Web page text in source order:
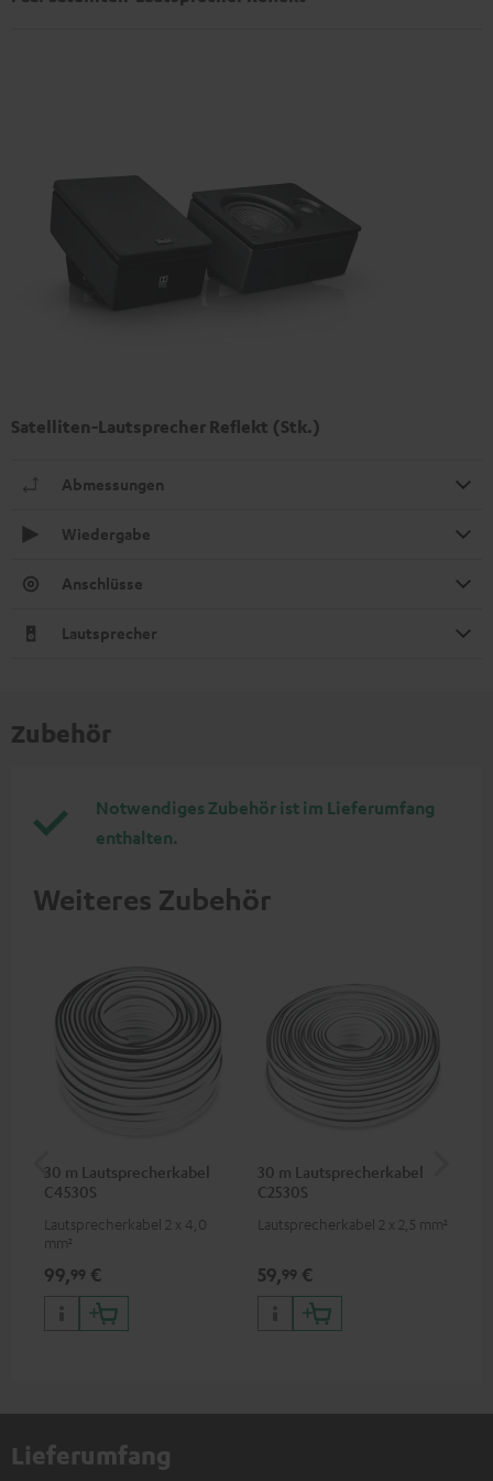
Satelliten-Lautsprecher Reflekt (Stk.)
Abmessungen
Wiedergabe
Anschlüsse
Lautsprecher
Zubehör
Notwendiges Zubehör ist im Lieferumfang
enthalten.
Weiteres Zubehör
30 m Lautsprecherkabel
C4530S
Lautsprecherkabel 2 x 4,0
mm²
99,99 €
30 m Lautsprecherkabel
C2530S
Lautsprecherkabel 2 x 2,5 mm²
59,99 €
Lieferumfang